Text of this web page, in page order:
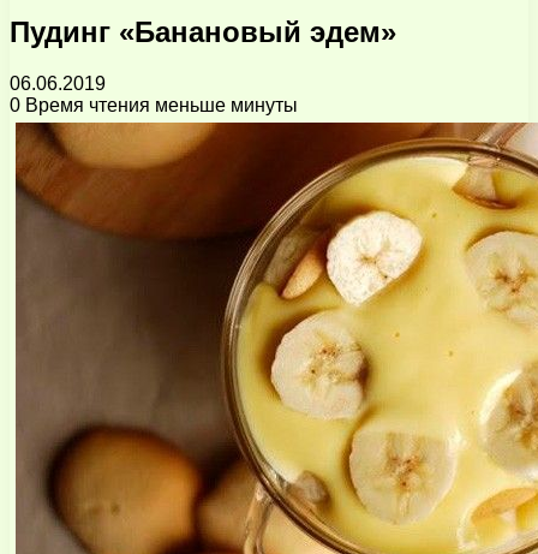
Пудинг «Банановый эдем»
06.06.2019
0 Время чтения меньше минуты